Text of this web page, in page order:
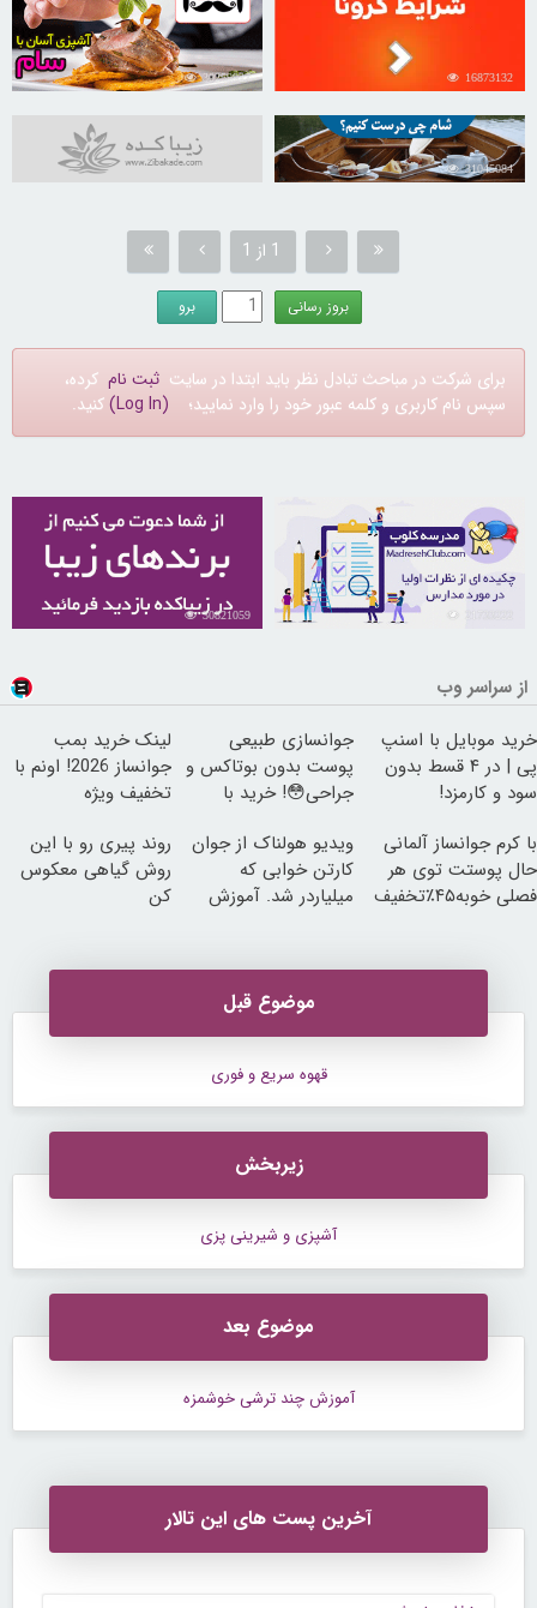
16873132
30259927
31045084
1 از 1
برای شرکت در مباحث تبادل نظر باید ابتدا در سایت ثبت نام کرده،
سپس نام کاربری و کلمه عبور خود را وارد نمایید؛ (Log In) کنید.
30821059
از سراسر وب
خرید موبایل با اسنپ
پی | در ۴ قسط بدون
سود و کارمزد!
جوانسازی طبیعی
پوست بدون بوتاکس و
جراحی😳! خرید با
لینک خرید بمب
جوانساز 2026! اونم با
تخفیف ویژه
با کرم جوانساز آلمانی
حال پوستت توی هر
فصلی خوبه۴۵٪تخفیف
ویدیو هولناک از جوان
کارتن خوابی که
میلیاردر شد. آموزش
روند پیری رو با این
روش گیاهی معکوس
کن
موضوع قبل
قهوه سریع و فوری
زیربخش
آشپزی و شیرینی پزی
موضوع بعد
آموزش چند ترشی خوشمزه
آخرین پست های این تالار